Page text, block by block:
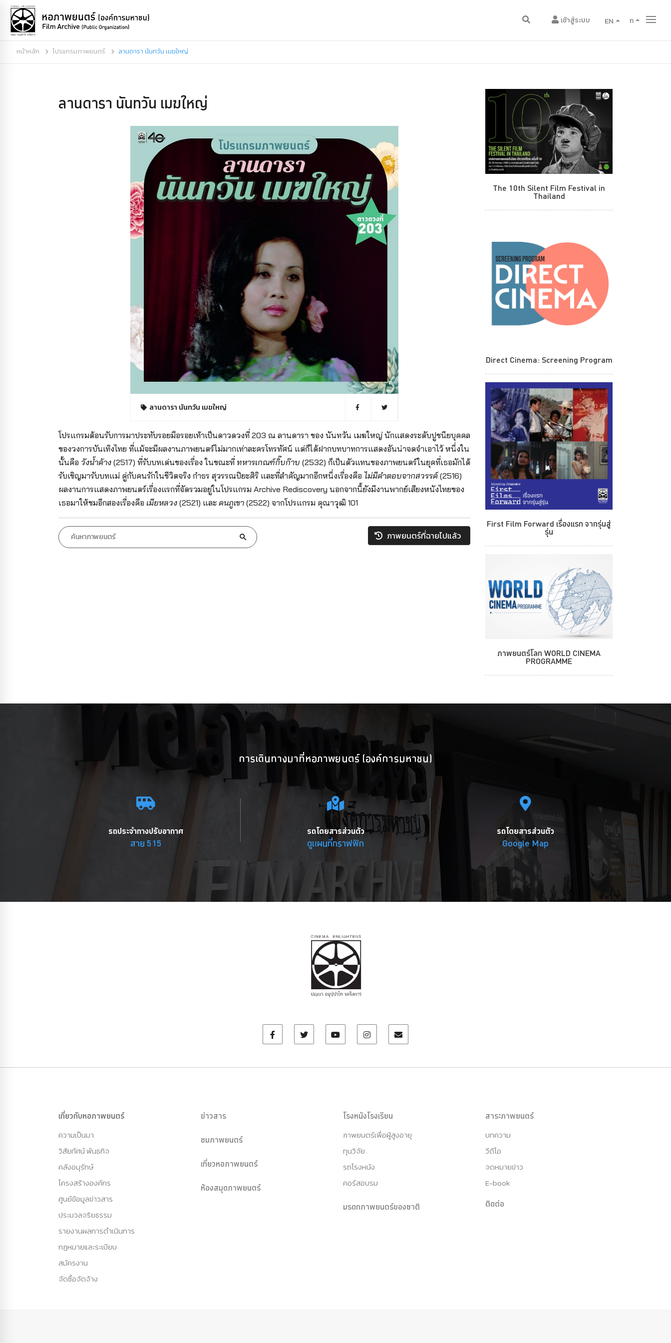
เข้าสู่ระบบ EN ก
หน้าหลัก โปรแกรมภาพยนตร์ ลานดารา นันทวัน เมฆใหญ่
ลานดารา นันทวัน เมฆใหญ่
ลานดารา นันทวัน เมฆใหญ่
โปรแกรมต้อนรับการมาประทับรอยมือรอยเท้าเป็นดาวดวงที่ 203 ณ ลานดารา ของ นันทวัน เมฆใหญ่ นักแสดงระดับปูชนียบุคคล
ของวงการบันเทิงไทย ที่แม้จะมีผลงานภาพยนตร์ไม่มากเท่าละครโทรทัศน์ แต่ก็ได้ฝากบทบาทการแสดงอันน่าจดจำเอาไว้ หนึ่งใน
นั้นคือ วังน้ำค้าง (2517) ที่รับบทเด่นของเรื่อง ในขณะที่ ทหารเกณฑ์กิ๊บก๊าบ (2532) ก็เป็นตัวแทนของภาพยนตร์ในยุคที่เธอมักได้
รับเชิญมารับบทแม่ คู่กับคนรักในชีวิตจริง กำธร สุวรรณปิยะศิริ และที่สำคัญมากอีกหนึ่งเรื่องคือ ไม่มีคำตอบจากสวรรค์(2516)
ผลงานการแสดงภาพยนตร์เรื่องแรกที่จัดรวมอยู่ในโปรแกรม Archive Rediscovery นอกจากนี้ยังมีงานพากย์เสียงหนังไทยของ
เธอมาให้ชมอีกสองเรื่องคือ เมียหลวง (2521) และ คนภูเขา (2522) จากโปรแกรม คุณาวุฒิ 101
ภาพยนตร์ที่ฉายไปแล้ว
The 10th Silent Film Festival in
Thailand
Direct Cinema: Screening Program
First Film Forward เรื่องแรก จากรุ่นสู่
รุ่น
ภาพยนตร์โลก WORLD CINEMA
PROGRAMME
การเดินทางมาที่หอภาพยนตร์ (องค์การมหาชน)
รถประจำทางปรับอากาศ
สาย 515
รถโดยสารส่วนตัว
ดูแผนที่กราฟฟิก
รถโดยสารส่วนตัว
Google Map
เกี่ยวกับหอภาพยนตร์
ความเป็นมา
วิสัยทัศน์ พันธกิจ
คลังอนุรักษ์
โครงสร้างองค์กร
ศูนย์ข้อมูลข่าวสาร
ประมวลจริยธรรม
รายงานผลการดำเนินการ
กฏหมายและระเบียบ
สมัครงาน
จัดซื้อจัดจ้าง
ข่าวสาร
ชมภาพยนตร์
เที่ยวหอภาพยนตร์
ห้องสมุดภาพยนตร์
โรงหนังโรงเรียน
ภาพยนตร์เพื่อผู้สูงอายุ
ทุนวิจัย
รถโรงหนัง
คอร์สอบรม
มรดกภาพยนตร์ของชาติ
สาระภาพยนตร์
บทความ
วีดีโอ
จดหมายข่าว
E-book
ติดต่อ